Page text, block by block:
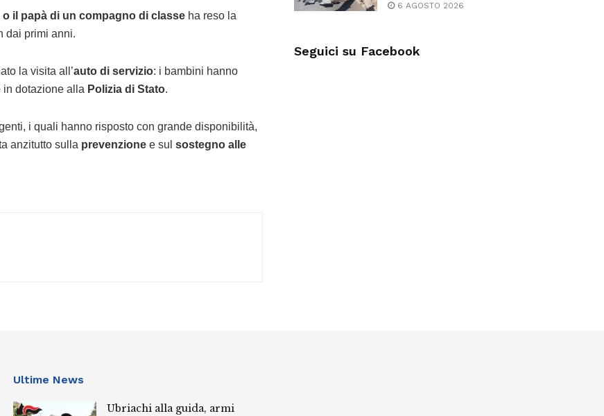
o il papà di un compagno di classe ha reso la
dai primi anni.
la visita all’auto di servizio: i bambini hanno
in dotazione alla Polizia di Stato.
i quali hanno risposto con grande disponibilità,
anzitutto sulla prevenzione e sul sostegno alle
6 AGOSTO 2026
Seguici su Facebook
Ultime News
Ubriachi alla guida, armi